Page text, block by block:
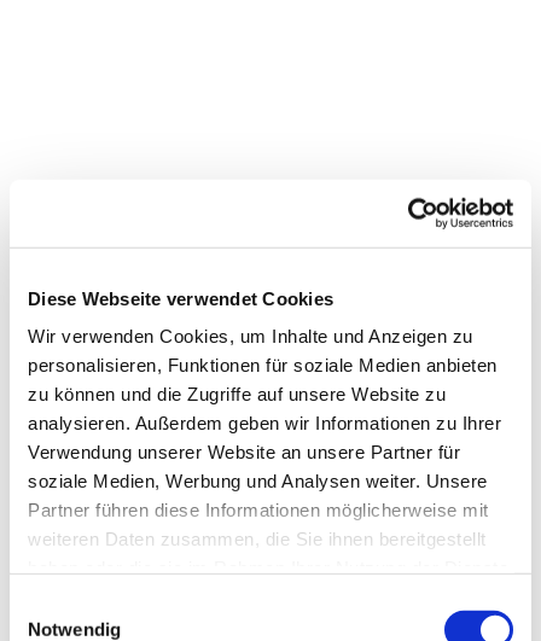
Diese Webseite verwendet Cookies
Wir verwenden Cookies, um Inhalte und Anzeigen zu
personalisieren, Funktionen für soziale Medien anbieten
zu können und die Zugriffe auf unsere Website zu
analysieren. Außerdem geben wir Informationen zu Ihrer
Verwendung unserer Website an unsere Partner für
soziale Medien, Werbung und Analysen weiter. Unsere
Partner führen diese Informationen möglicherweise mit
weiteren Daten zusammen, die Sie ihnen bereitgestellt
Notwendig
Dies könnte Sie auch
interessieren